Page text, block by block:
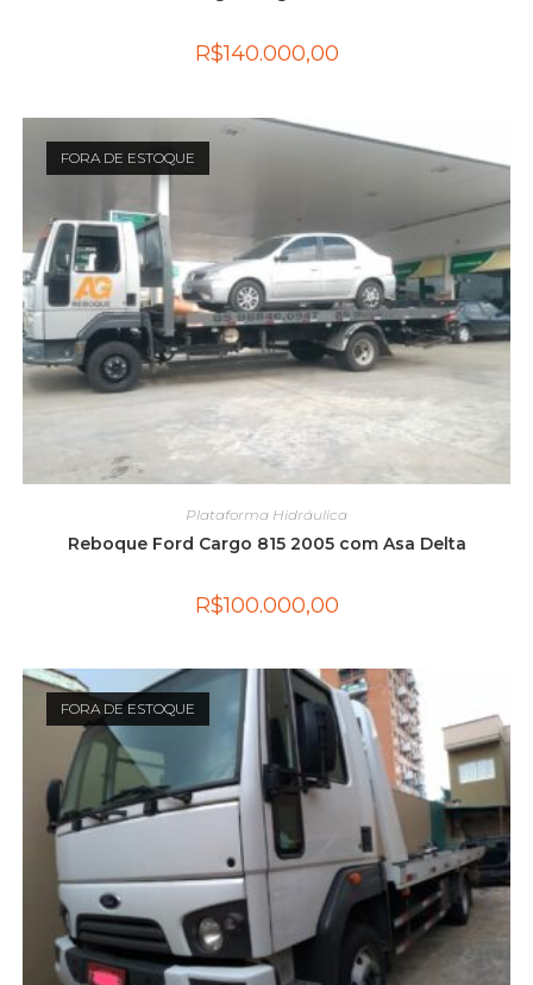
R$140.000,00
FORA DE ESTOQUE
Plataforma Hidráulica
Reboque Ford Cargo 815 2005 com Asa Delta
R$100.000,00
FORA DE ESTOQUE